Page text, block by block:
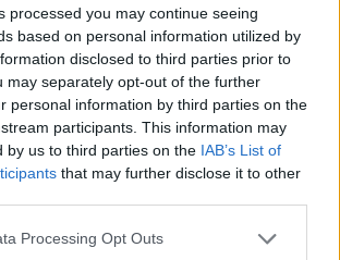
processed you may continue seeing
based on personal information utilized by
disclosed to third parties prior to
may separately opt-out of the further
personal information by third parties on the
participants. This information may
by us to third parties on the IAB’s List of
that may further disclose it to other
website/app uses one or more Google
Processing Opt Outs
le nostre ultime news
Google News